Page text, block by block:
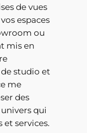
de vues
espaces
ou
mis en
studio et
me
des
qui
services.